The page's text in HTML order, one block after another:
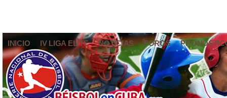
INICIO IV LIGA ELITE NOTICIAS FOROS